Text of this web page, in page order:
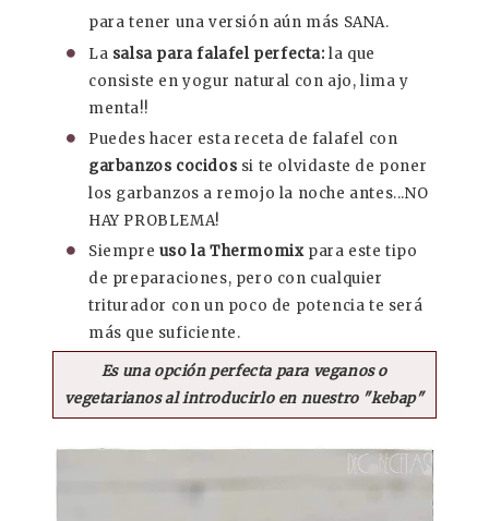
para tener una versión aún más SANA.
La salsa para falafel perfecta: la que
consiste en yogur natural con ajo, lima y
menta!!
Puedes hacer esta receta de falafel con
garbanzos cocidos si te olvidaste de poner
los garbanzos a remojo la noche antes...NO
HAY PROBLEMA!
Siempre uso la Thermomixpara este tipo
de preparaciones, pero con cualquier
triturador con un poco de potencia te será
más que suficiente.
Es una opción perfecta para veganos o
vegetarianos al introducirlo en nuestro "kebap"